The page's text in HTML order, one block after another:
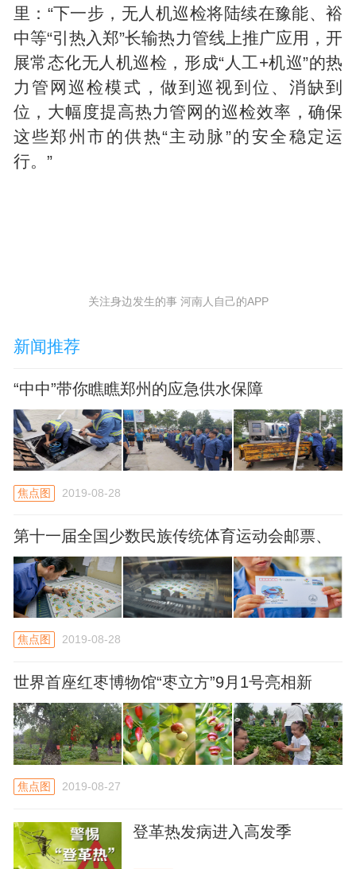
里：“下一步，无人机巡检将陆续在豫能、裕
中等“引热入郑”长输热力管线上推广应用，开
展常态化无人机巡检，形成“人工+机巡”的热
力管网巡检模式，做到巡视到位、消缺到
位，大幅度提高热力管网的巡检效率，确保
这些郑州市的供热“主动脉”的安全稳定运
行。”
关注身边发生的事 河南人自己的APP
新闻推荐
“中中”带你瞧瞧郑州的应急供水保障
焦点图 2019-08-28
第十一届全国少数民族传统体育运动会邮票、
明信片9月8日发行
焦点图 2019-08-28
世界首座红枣博物馆“枣立方”9月1号亮相新
郑！
焦点图 2019-08-27
登革热发病进入高发季